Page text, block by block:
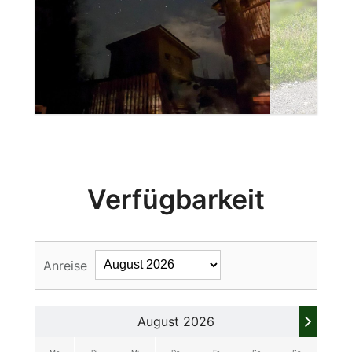
Verfügbarkeit
Anreise
August 2026